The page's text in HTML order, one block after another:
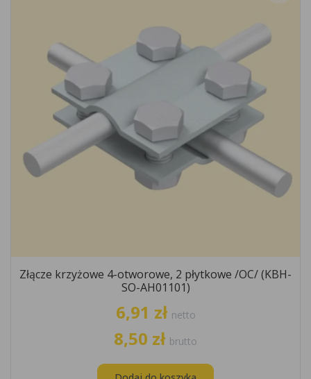
Złącze krzyżowe 4-otworowe, 2 płytkowe /OC/ (KBH-
SO-AH01101)
6,91 zł netto
8,50 zł brutto